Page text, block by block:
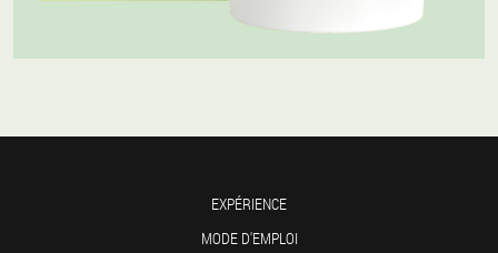
EXPÉRIENCE
MODE D'EMPLOI